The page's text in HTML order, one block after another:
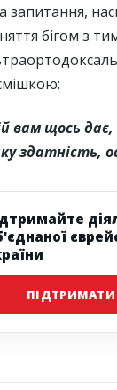
запитання,
бігом з
вам щось
здатність,
ПІДТРИМАТИ